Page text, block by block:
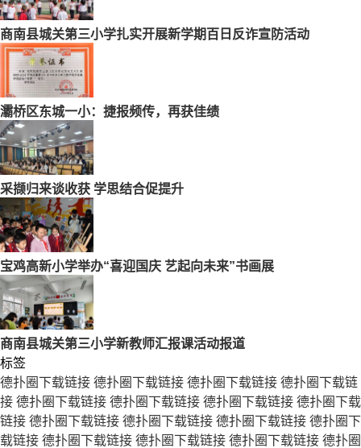
商南县城关第三小学扎实开展新学期百日反诈宣防活动
灞桥区东城一小：捷报频传，再获佳绩
采撷归来谈收获 学思结合促提升
宝鸡高新小学举办“喜迎国庆 艺起向未来”书画展
商南县城关第三小学新教师汇报课活动报道
标签
德扑圈下载链接 德扑圈下载链接 德扑圈下载链接 德扑圈下载链
接 德扑圈下载链接 德扑圈下载链接 德扑圈下载链接 德扑圈下载
链接 德扑圈下载链接 德扑圈下载链接 德扑圈下载链接 德扑圈下
载链接 德扑圈下载链接 德扑圈下载链接 德扑圈下载链接 德扑圈